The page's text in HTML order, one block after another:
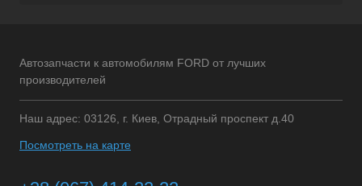
Автозапчасти к автомобилям FORD от лучших
производителей
Наш адрес: 03126, г. Киев, Отрадный проспект д.40
Посмотреть на карте